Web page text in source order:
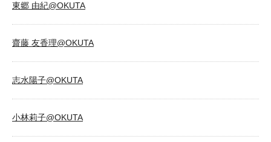
東郷 由紀@OKUTA
齋藤 友香理@OKUTA
志水陽子@OKUTA
小林莉子@OKUTA